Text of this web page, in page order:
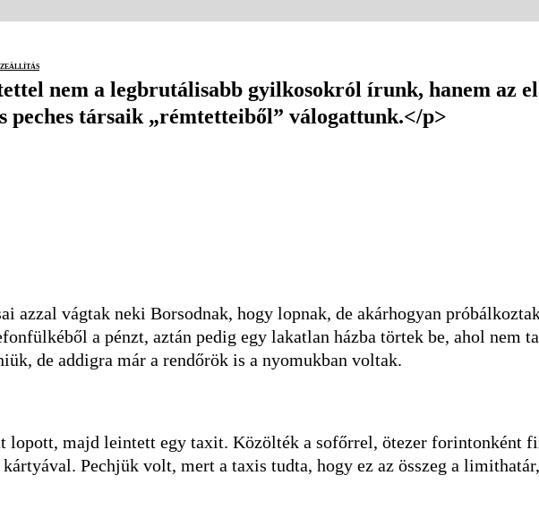
nem a legbrutálisabb gyilkosokról írunk, hanem az
peches társaik „rémtettei­ből” válogattunk.</p>
azzal vágtak neki Borsodnak, hogy lopnak, de akárhogyan
a pénzt, aztán pedig egy lakatlan házba törtek be, ahol nem
de addigra már a rendőrök is a nyomukban voltak.
lopott, majd leintett egy taxit. Közölték a sofőrrel, öt­ezer forintonként
Pechjük volt, mert a taxis tudta, hogy ez az összeg a